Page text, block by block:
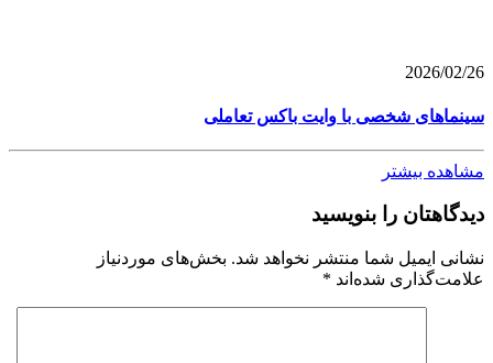
2026/02/26
سینماهای شخصی با وایت باکس تعاملی
مشاهده بیشتر
دیدگاهتان را بنویسید
نشانی ایمیل شما منتشر نخواهد شد. بخش‌های موردنیاز
علامت‌گذاری شده‌اند *